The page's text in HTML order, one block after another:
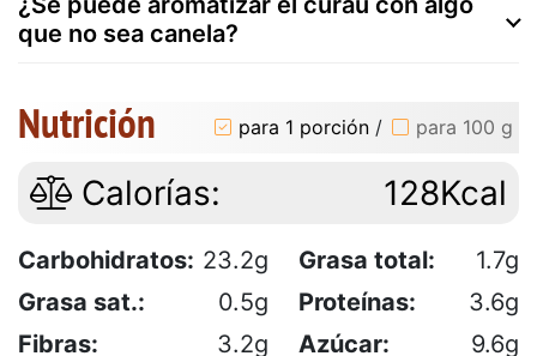
que no sea canela?
Nutrición para 1 porción / para 100 g
Calorías: 128Kcal
Carbohidratos: 23.2g Grasa total:
1.7g
Grasa sat.:
0.5g Proteínas:
3.6g
Fibras:
3.2g Azúcar:
9.6g